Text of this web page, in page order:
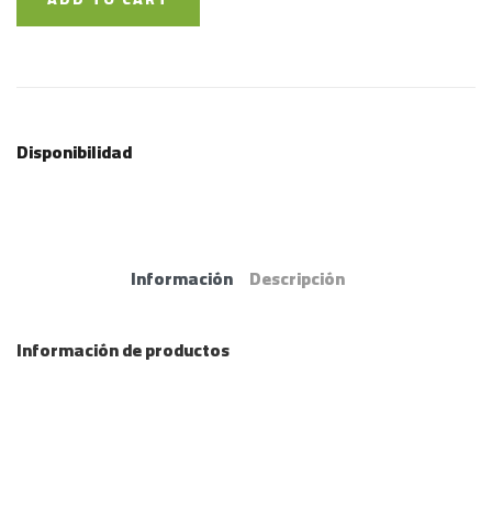
Disponibilidad
Información Descripción
Información de productos